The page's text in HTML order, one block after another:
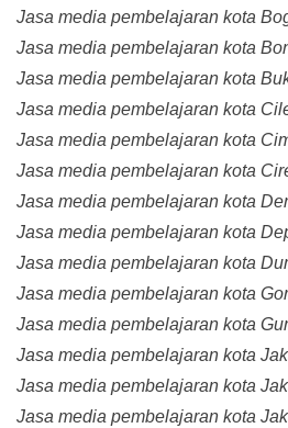
Jasa media pembelajaran kota
Jasa media pembelajaran kota
Jasa media pembelajaran kota
Jasa media pembelajaran kota
Jasa media pembelajaran kota
Jasa media pembelajaran kota
Jasa media pembelajaran kota
Jasa media pembelajaran kota
Jasa media pembelajaran kota
Jasa media pembelajaran kota
Jasa media pembelajaran kota
Jasa media pembelajaran kota
Jasa media pembelajaran kota
Jasa media pembelajaran kota